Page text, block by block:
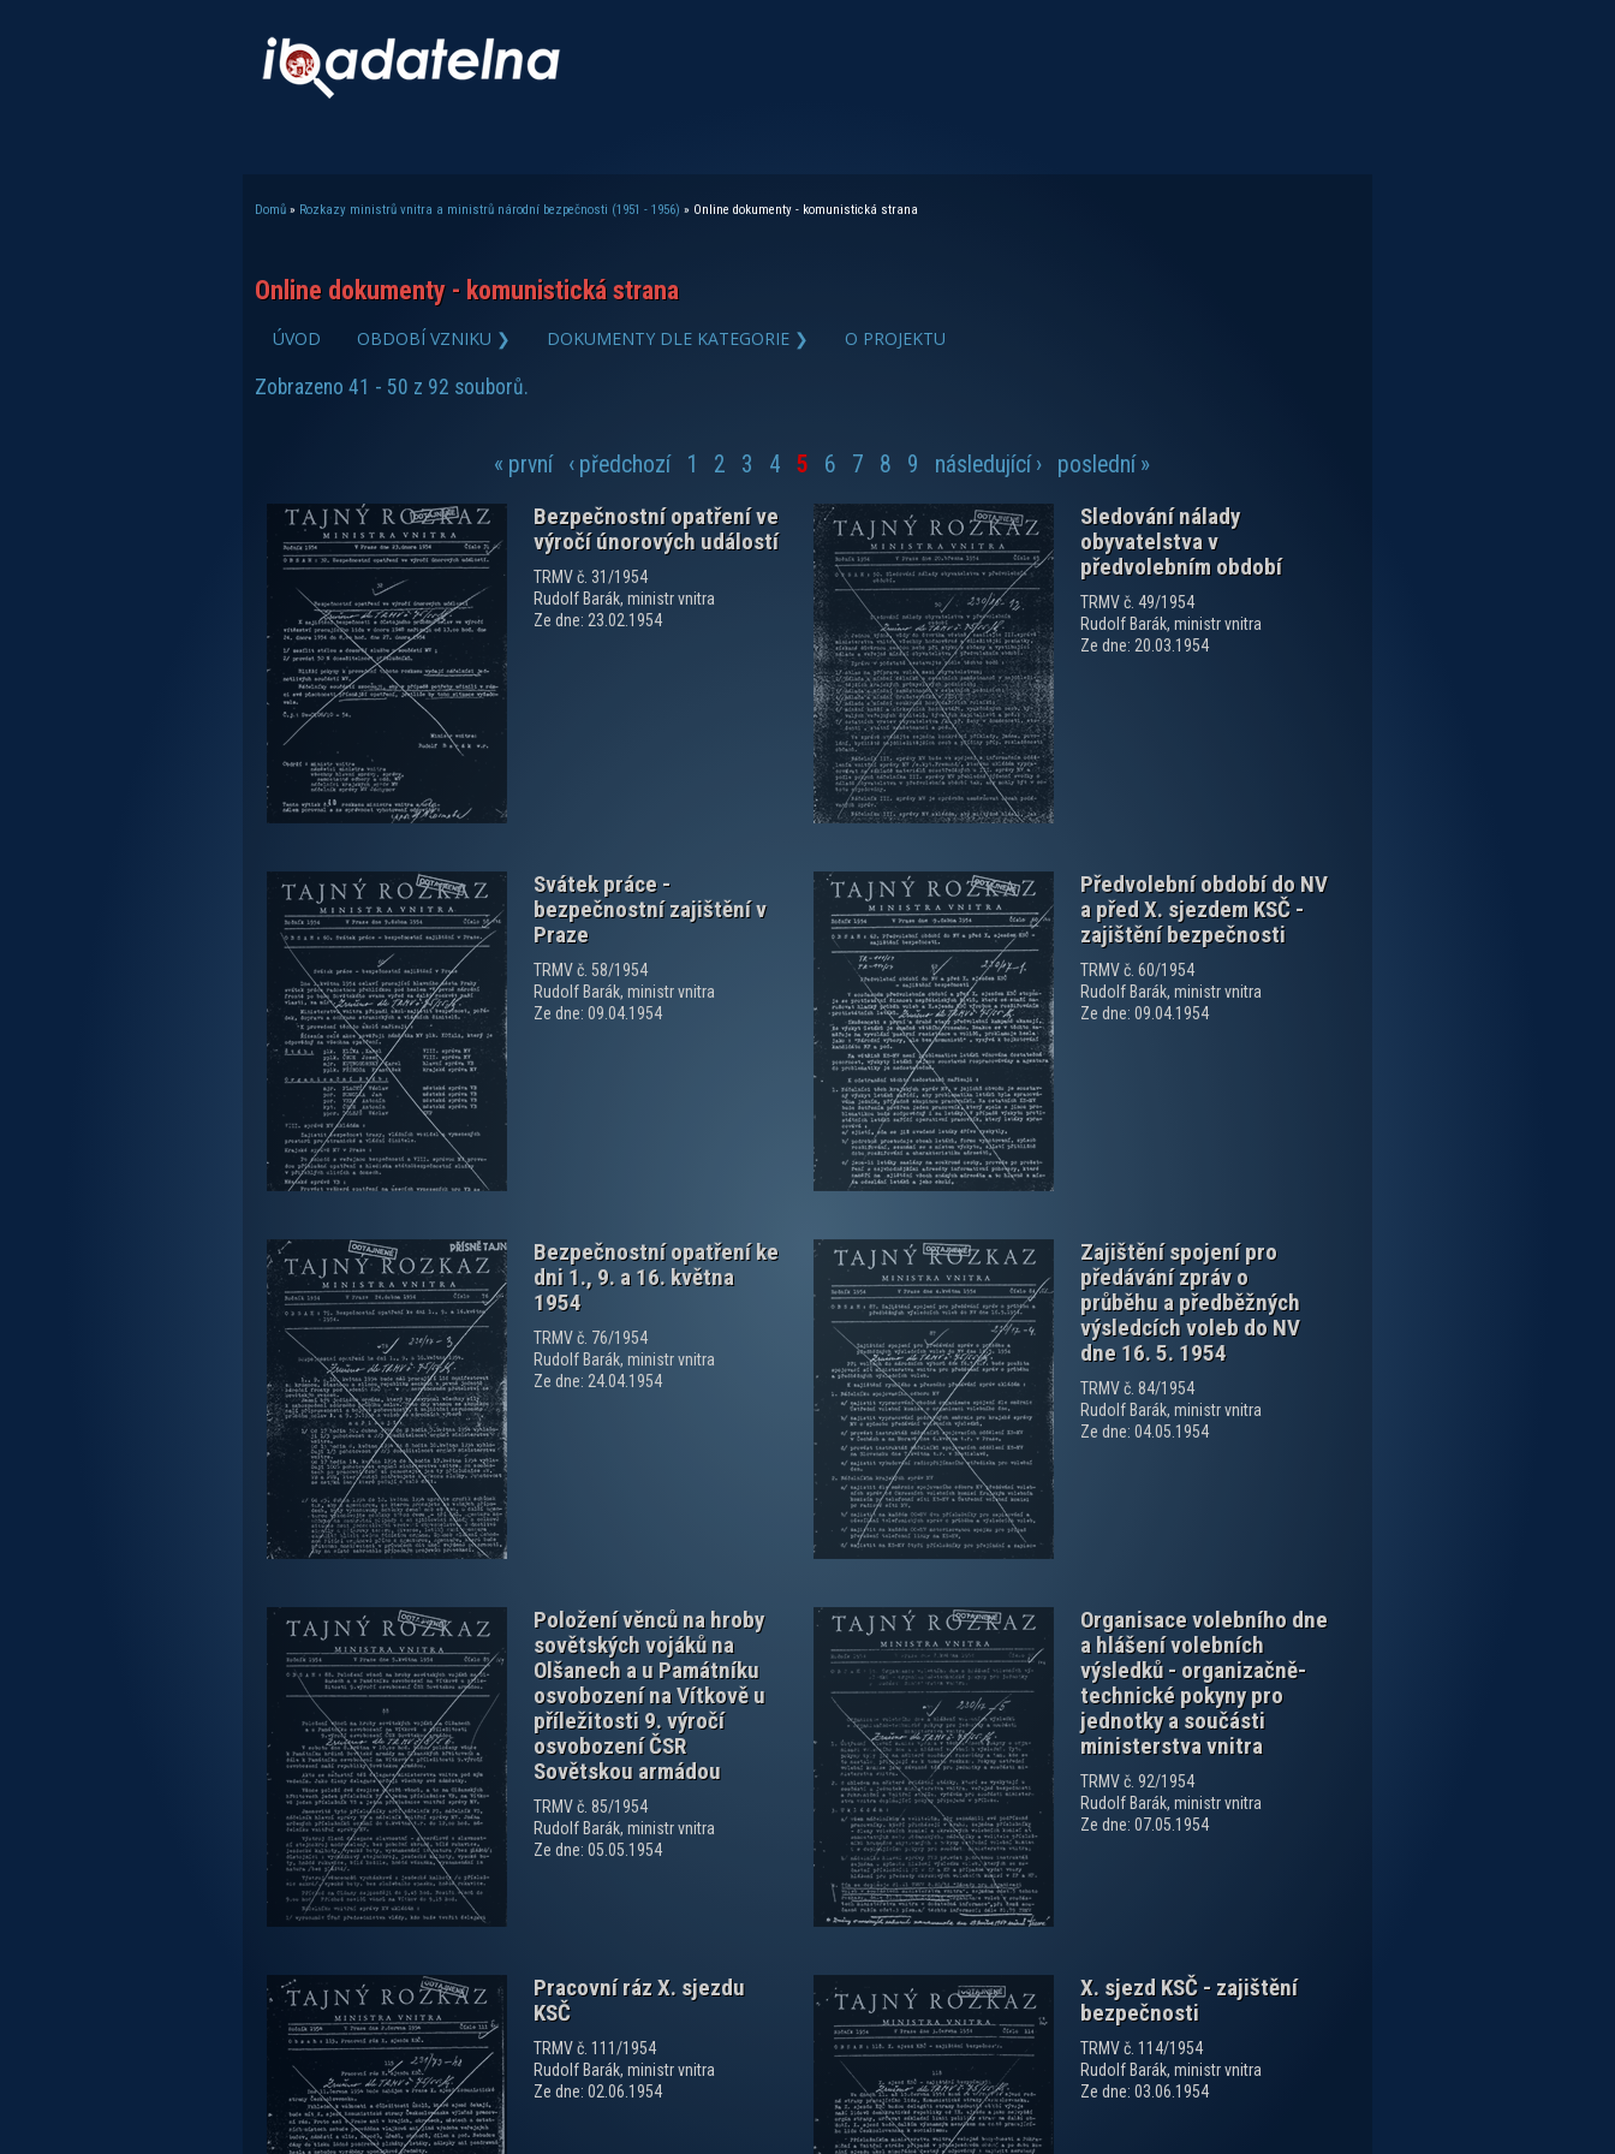
Domů » Rozkazy ministrů vnitra a ministrů národní bezpečnosti (1951 - 1956) » Online dokumenty - komunistická strana
Online dokumenty - komunistická strana
ÚVOD OBDOBÍ VZNIKU ❯ DOKUMENTY DLE KATEGORIE ❯ O PROJEKTU
Zobrazeno 41 - 50 z 92 souborů.
« první ‹ předchozí 1 2 3 4 5 6 7 8 9 následující ›
poslední »
Bezpečnostní opatření ve
výročí únorových událostí
TRMV č. 31/1954
Rudolf Barák, ministr vnitra
Ze dne: 23.02.1954
zobrazit PDF dokument
Sledování nálady
obyvatelstva v
předvolebním období
TRMV č. 49/1954
Rudolf Barák, ministr vnitra
Ze dne: 20.03.1954
Svátek práce -
bezpečnostní zajištění v
Praze
TRMV č. 58/1954
Rudolf Barák, ministr vnitra
Ze dne: 09.04.1954
zobrazit PDF dokument
Předvolební období do NV
a před X. sjezdem KSČ -
zajištění bezpečnosti
TRMV č. 60/1954
Rudolf Barák, ministr vnitra
Ze dne: 09.04.1954
zobrazit PDF dokument
Bezpečnostní opatření ke
dni 1., 9. a 16. května
1954
TRMV č. 76/1954
Rudolf Barák, ministr vnitra
Ze dne: 24.04.1954
zobrazit PDF dokument
Zajištění spojení pro
předávání zpráv o
průběhu a předběžných
výsledcích voleb do NV
dne 16. 5. 1954
TRMV č. 84/1954
Rudolf Barák, ministr vnitra
Ze dne: 04.05.1954
zobrazit PDF dokument
Položení věnců na hroby
sovětských vojáků na
Olšanech a u Památníku
osvobození na Vítkově u
příležitosti 9. výročí
osvobození ČSR
Sovětskou armádou
TRMV č. 85/1954
Rudolf Barák, ministr vnitra
Ze dne: 05.05.1954
zobrazit PDF dokument
Organisace volebního dne
a hlášení volebních
výsledků - organizačně-
technické pokyny pro
jednotky a součásti
ministerstva vnitra
TRMV č. 92/1954
Rudolf Barák, ministr vnitra
Ze dne: 07.05.1954
zobrazit PDF dokument
Pracovní ráz X. sjezdu
KSČ
TRMV č. 111/1954
Rudolf Barák, ministr vnitra
Ze dne: 02.06.1954
zobrazit PDF dokument
X. sjezd KSČ - zajištění
bezpečnosti
TRMV č. 114/1954
Rudolf Barák, ministr vnitra
Ze dne: 03.06.1954
zobrazit PDF dokument